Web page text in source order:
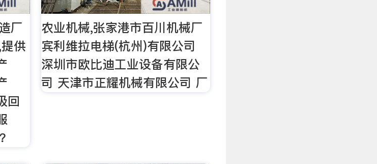
厂
供
回
农业机械,张家港市百川机械厂
宾利维拉电梯(杭州)有限公司
深圳市欧比迪工业设备有限公
司 天津市正耀机械有限公司 厂